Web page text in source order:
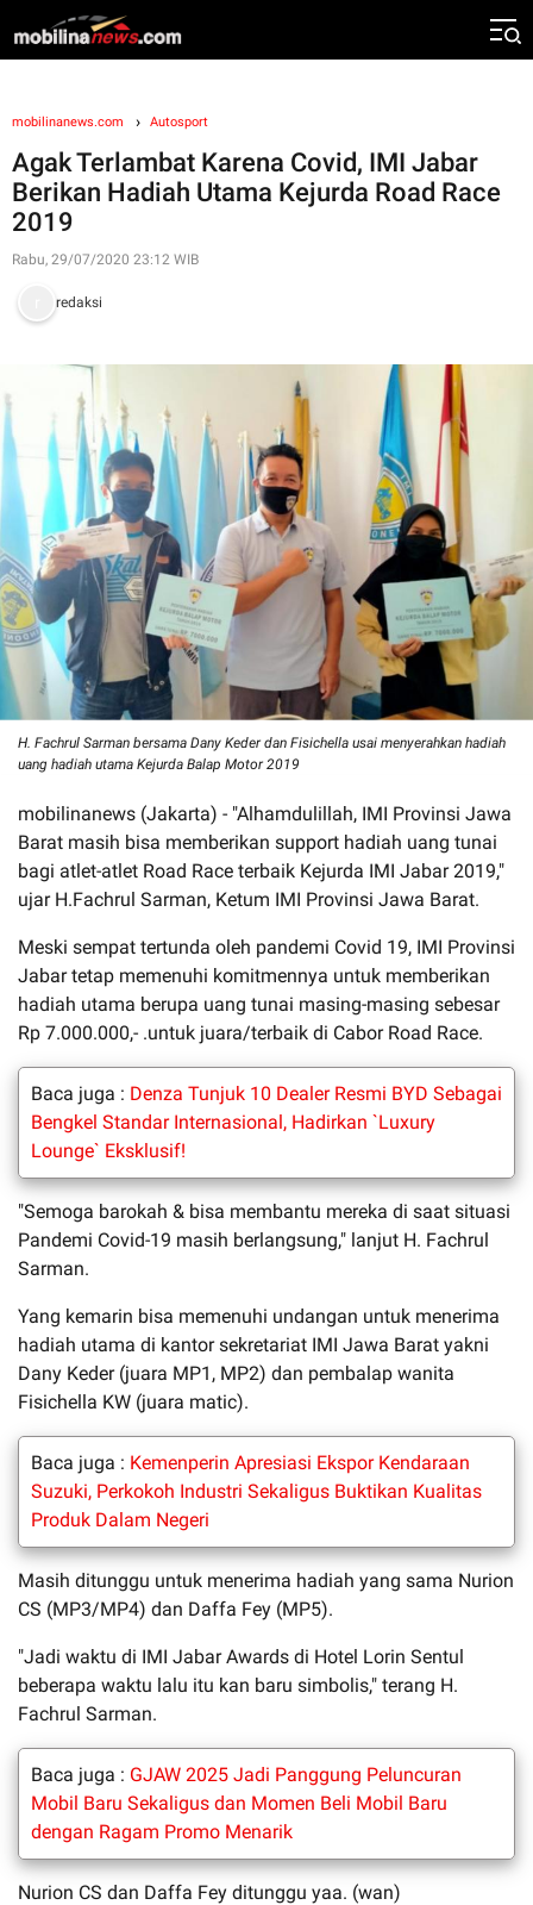
mobilinanews.com Autosport
Agak Terlambat Karena Covid, IMI Jabar
Berikan Hadiah Utama Kejurda Road Race
2019
Rabu, 29/07/2020 23:12 WIB
redaksi
H. Fachrul Sarman bersama Dany Keder dan Fisichella usai menyerahkan hadiah
uang hadiah utama Kejurda Balap Motor 2019
mobilinanews (Jakarta) - "Alhamdulillah, IMI Provinsi Jawa
Barat masih bisa memberikan support hadiah uang tunai
bagi atlet-atlet Road Race terbaik Kejurda IMI Jabar 2019,"
ujar H.Fachrul Sarman, Ketum IMI Provinsi Jawa Barat.
Meski sempat tertunda oleh pandemi Covid 19, IMI Provinsi
Jabar tetap memenuhi komitmennya untuk memberikan
hadiah utama berupa uang tunai masing-masing sebesar
Rp 7.000.000,- .untuk juara/terbaik di Cabor Road Race.
Baca juga : Denza Tunjuk 10 Dealer Resmi BYD Sebagai
Bengkel Standar Internasional, Hadirkan `Luxury
Lounge` Eksklusif!
"Semoga barokah & bisa membantu mereka di saat situasi
Pandemi Covid-19 masih berlangsung," lanjut H. Fachrul
Sarman.
Yang kemarin bisa memenuhi undangan untuk menerima
hadiah utama di kantor sekretariat IMI Jawa Barat yakni
Dany Keder (juara MP1, MP2) dan pembalap wanita
Fisichella KW (juara matic).
Baca juga : Kemenperin Apresiasi Ekspor Kendaraan
Suzuki, Perkokoh Industri Sekaligus Buktikan Kualitas
Produk Dalam Negeri
Masih ditunggu untuk menerima hadiah yang sama Nurion
CS (MP3/MP4) dan Daffa Fey (MP5).
"Jadi waktu di IMI Jabar Awards di Hotel Lorin Sentul
beberapa waktu lalu itu kan baru simbolis," terang H.
Fachrul Sarman.
Baca juga : GJAW 2025 Jadi Panggung Peluncuran
Mobil Baru Sekaligus dan Momen Beli Mobil Baru
dengan Ragam Promo Menarik
Nurion CS dan Daffa Fey ditunggu yaa. (wan)